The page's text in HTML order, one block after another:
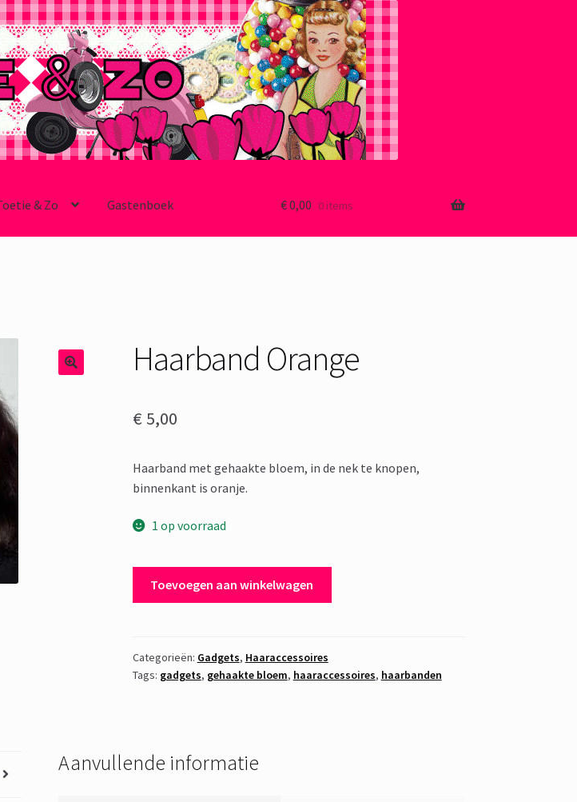
& Zo Gastenboek €0,00 0 items
Haarband Orange
€ 5,00
Haarband met gehaakte bloem, in de nek te knopen,
binnenkant is oranje.
1 op voorraad
Toevoegen aan winkelwagen
Categorieën: Gadgets, Haaraccessoires
Tags: gadgets, gehaakte bloem, haaraccessoires, haarbanden
Aanvullende informatie